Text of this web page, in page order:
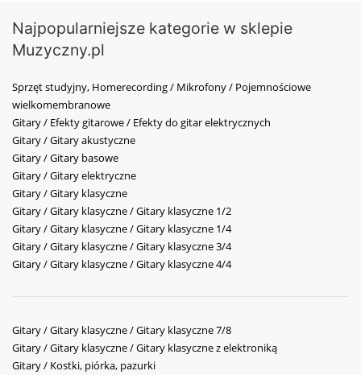
Najpopularniejsze kategorie w sklepie
Muzyczny.pl
Sprzęt studyjny, Homerecording / Mikrofony / Pojemnościowe
wielkomembranowe
Gitary / Efekty gitarowe / Efekty do gitar elektrycznych
Gitary / Gitary akustyczne
Gitary / Gitary basowe
Gitary / Gitary elektryczne
Gitary / Gitary klasyczne
Gitary / Gitary klasyczne / Gitary klasyczne 1/2
Gitary / Gitary klasyczne / Gitary klasyczne 1/4
Gitary / Gitary klasyczne / Gitary klasyczne 3/4
Gitary / Gitary klasyczne / Gitary klasyczne 4/4
Gitary / Gitary klasyczne / Gitary klasyczne 7/8
Gitary / Gitary klasyczne / Gitary klasyczne z elektroniką
Gitary / Kostki, piórka, pazurki